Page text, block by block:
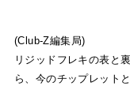
(Club-Z編集局)
リジッドフレキの表と
ら、今のチップレット